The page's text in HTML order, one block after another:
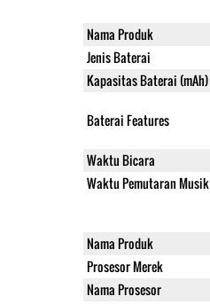
Nama Produk
Jenis Baterai
Kapasitas Baterai (mAh)
Baterai Features
Waktu Bicara
Waktu Pemutaran Musik
Nama Produk
Prosesor Merek
Nama Prosesor